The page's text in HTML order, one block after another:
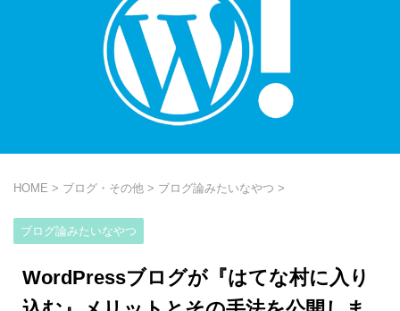
HOME > ブログ・その他 > ブログ論みたいなやつ >
ブログ論みたいなやつ
WordPressブログが『はてな村に入り